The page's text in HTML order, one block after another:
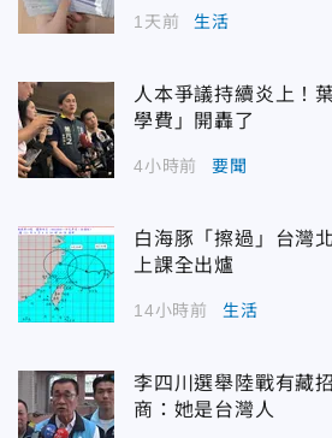
1天前 生活
人本爭議持續炎上！
學費」開轟了
4小時前 要聞
白海豚「擦過」台灣
上課全出爐
14小時前 生活
李四川選舉陸戰有藏
商：她是台灣人